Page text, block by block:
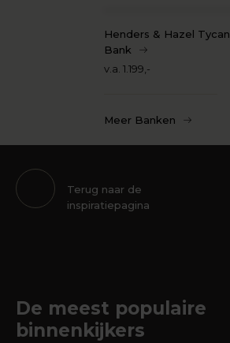
Henders & Hazel Tycan
Bank
v.a. 1.199,-
Meer Banken
Terug naar de
inspiratiepagina
De meest populaire
binnenkijkers